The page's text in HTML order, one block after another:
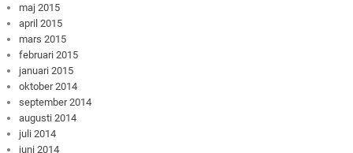
maj 2015
april 2015
mars 2015
februari 2015
januari 2015
oktober 2014
september 2014
augusti 2014
juli 2014
juni 2014